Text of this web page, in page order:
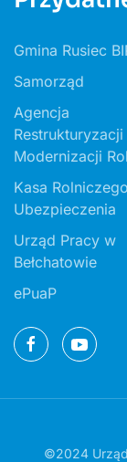
Gmina Rusiec
Samorząd
Agencja
Restrukturyzacji
Modernizacji
Kasa Rolniczego
Ubezpieczenia
Urząd Pracy w
Bełchatowie
ePuaP
©2024 Urząd